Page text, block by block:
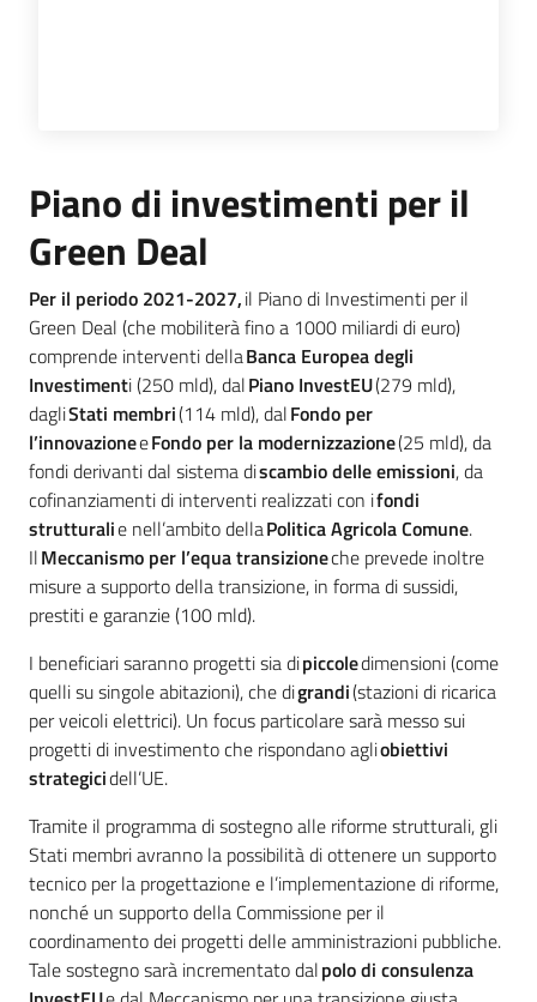
Piano di investimenti per il
Green Deal
Per il periodo 2021-2027,il Piano di Investimenti per il
Green Deal (che mobiliterà fino a 1000 miliardi di euro)
comprende interventi dellaBanca Europea degli
Investimenti (250 mld), dalPiano InvestEU(279 mld),
dagliStati membri(114 mld), dalFondo per
l’innovazioneeFondo per la modernizzazione(25 mld), da
fondi derivanti dal sistema discambio delle emissioni, da
cofinanziamenti di interventi realizzati con ifondi
strutturalie nell’ambito dellaPolitica Agricola Comune.
IlMeccanismo per l’equa transizioneche prevede inoltre
misure a supporto della transizione, in forma di sussidi,
prestiti e garanzie (100 mld).
I beneficiari saranno progetti sia dipiccoledimensioni (come
quelli su singole abitazioni), che digrandi(stazioni di ricarica
per veicoli elettrici). Un focus particolare sarà messo sui
progetti di investimento che rispondano agliobiettivi
strategicidell’UE.
Tramite il programma di sostegno alle riforme strutturali, gli
Stati membri avranno la possibilità di ottenere un supporto
tecnico per la progettazione e l’implementazione di riforme,
nonché un supporto della Commissione per il
coordinamento dei progetti delle amministrazioni pubbliche.
Tale sostegno sarà incrementato dalpolo di consulenza